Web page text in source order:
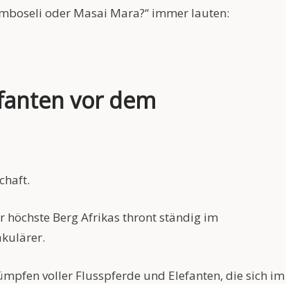
oder Masai Mara?“ immer lauten:
vor dem
höchste Berg Afrikas thront ständig im
voller Flusspferde und Elefanten, die sich im